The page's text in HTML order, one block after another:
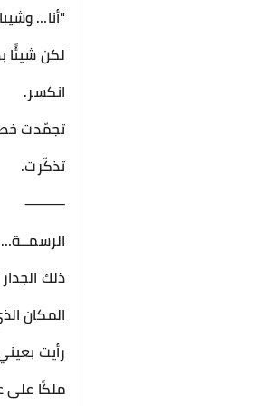
"أنا…
لكن شيئًا
انكسر.
تجمّدت
تذكّرت.
⸻
الرسمــة…
ذلك
المكان
رأيت
ملكًا